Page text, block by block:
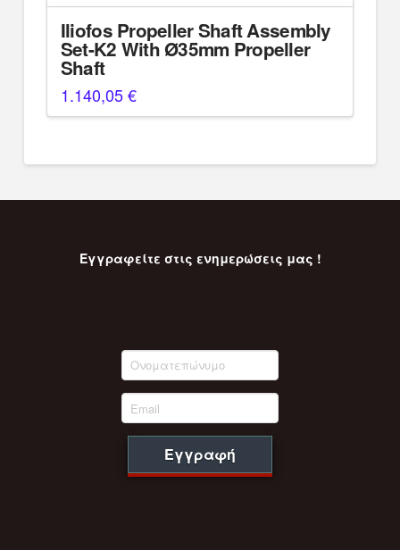
Iliofos Propeller Shaft Assembly
Set-K2 With Ø35mm Propeller
Shaft
1.140,05€
Εγγραφείτε στις ενημερώσεις μας !
Εγγραφή